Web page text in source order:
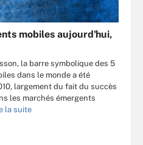
mobiles aujourd'hui,
la barre symbolique des 5
dans le monde a été
largement du fait du succès
les marchés émergents
la suite